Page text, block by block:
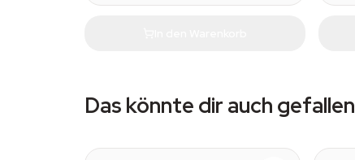
Das könnte dir auch gefallen